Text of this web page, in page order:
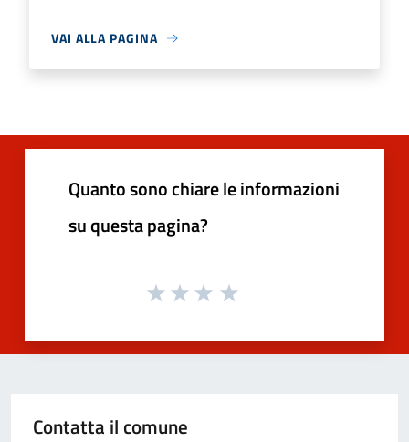
VAI ALLA PAGINA
Quanto sono chiare le informazioni
su questa pagina?
Contatta il comune